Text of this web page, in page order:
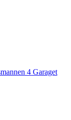
4 Garaget